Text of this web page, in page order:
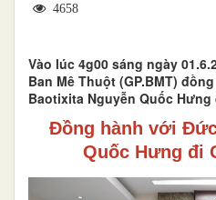
4658
Vào lúc 4g00 sáng ngày
Ban Mê Thuột (GP.BMT)
Baotixita Nguyễn Quốc Hưng
Đồng hành với
Quốc Hưng đi